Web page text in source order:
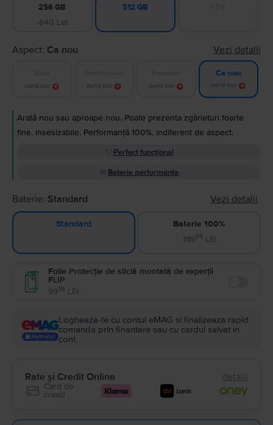
256 GB
-840 Lei
512 GB
Aspect: Ca nou Vezi detalii
Alertă stoc Alertă stoc Alertă stoc
Ca nou
Alertă stoc
Arată nou sau aproape nou. Poate prezenta zgârieturi foarte
fine, insesizabile. Performanță 100%, indiferent de aspect.
Perfect funcțional
Baterie performanta
Baterie: Standard Vezi detalii
Standard
Baterie 100%
19999LEI
Folie Protecție de sticlă montată de experții
FLIP
9999 LEI
Logheaza-te cu contul eMAG si finalizeaza rapid
comanda prin finantare sau cu cardul salvat in
cont.
Rate și Credit Online detalii
Card de
credit